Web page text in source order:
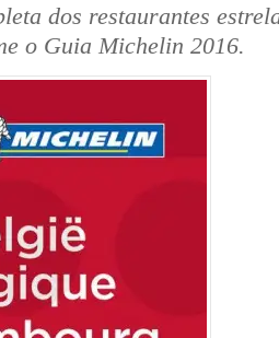
dos restaurantes
o Guia Michelin 2016.